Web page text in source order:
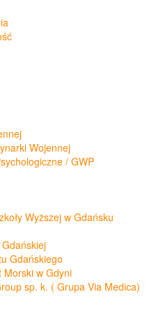
Wojennej
/ GWP
Wyższej w Gdańsku
Gdańskiego
Morski w Gdyni
sp. k. ( Grupa Via Medica)